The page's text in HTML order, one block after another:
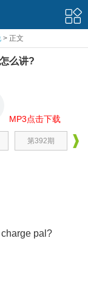
> 正文
么讲?
MP3点击下载
第392期
pal?